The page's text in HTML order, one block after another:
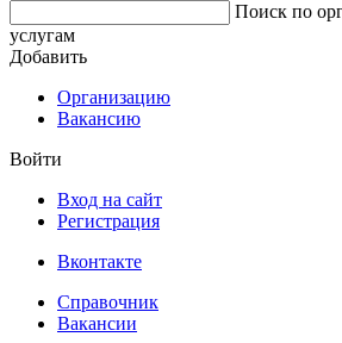
Поиск по
услугам
Добавить
Организацию
Вакансию
Войти
Вход на сайт
Регистрация
Вконтакте
Справочник
Вакансии